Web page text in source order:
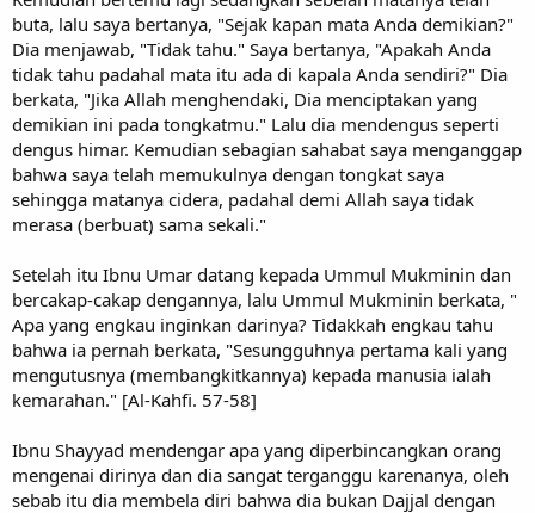
buta, lalu saya bertanya, "Sejak kapan mata Anda demikian?"
Dia menjawab, "Tidak tahu." Saya bertanya, "Apakah Anda
tidak tahu padahal mata itu ada di kapala Anda sendiri?" Dia
berkata, "Jika Allah menghendaki, Dia menciptakan yang
demikian ini pada tongkatmu." Lalu dia mendengus seperti
dengus himar. Kemudian sebagian sahabat saya menganggap
bahwa saya telah memukulnya dengan tongkat saya
sehingga matanya cidera, padahal demi Allah saya tidak
merasa (berbuat) sama sekali."
Setelah itu Ibnu Umar datang kepada Ummul Mukminin dan
bercakap-cakap dengannya, lalu Ummul Mukminin berkata, "
Apa yang engkau inginkan darinya? Tidakkah engkau tahu
bahwa ia pernah berkata, "Sesungguhnya pertama kali yang
mengutusnya (membangkitkannya) kepada manusia ialah
kemarahan." [Al-Kahfi. 57-58]
Ibnu Shayyad mendengar apa yang diperbincangkan orang
mengenai dirinya dan dia sangat terganggu karenanya, oleh
sebab itu dia membela diri bahwa dia bukan Dajjal dengan